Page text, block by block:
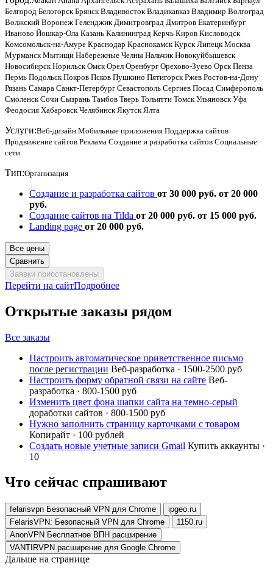
Белгород Белогорск Брянск Владивосток Владикавказ Владимир Волгоград
Волжский Воронеж Геленджик Димитровград Дмитров Екатеринбург
Иваново Йошкар-Ола Казань Калининград Керчь Киров Кисловодск
Комсомольск-на-Амуре Краснодар Краснокамск Курск Липецк Москва
Мурманск Мытищи Набережные Челны Нальчик Новокуйбышевск
Новосибирск Норильск Омск Орел Оренбург Орехово-Зуево Орск Пенза
Пермь Подольск Покров Псков Пушкино Пятигорск Ржев Ростов-на-Дону
Рязань Самара Санкт-Петербург Севастополь Сергиев Посад Симферополь
Смоленск Сочи Сызрань Тамбов Тверь Тольятти Томск Ульяновск Уфа
Феодосия Хабаровск Челябинск Якутск Ялта
Услуги:Веб-дизайн Мобильные приложения Поддержка сайтов
Продвижение сайтов Реклама Создание и разработка сайтов Социальные
сети
Тип:Организация
Создание и разработка сайтов от 30 000 руб. от 20 000
руб.
Создание сайтов на Tilda от 20 000 руб. от 15 000 руб.
Landing page от 20 000 руб.
Все цены
Сравнить
Заявки приостановлены
Перейти на сайтПодробнее
Открытые заказы рядом
Все заказы
Настроить автоматическое приветственное письмо
после регистрации Веб-разработка · 1500-2500 руб
Настроить форму обратной связи на сайте Веб-
разработка · 800-1500 руб
Изменить цвет фона шапки сайта на темно-серый
доработки сайтов · 800-1500 руб
Нужно заполнить страницу карточками с товаром
Копирайт · 100 рублей
Создать новые учетные записи Gmail Купить аккаунты ·
10
Что сейчас спрашивают
felarisvpn Безопасный VPN для Chrome
ipgeo.ru
FelarisVPN: Безопасный VPN для Chrome
1150.ru
AnonVPN Бесплатное ВПН расширение
VANTIRVPN расширение для Google Chrome
Дальше на странице